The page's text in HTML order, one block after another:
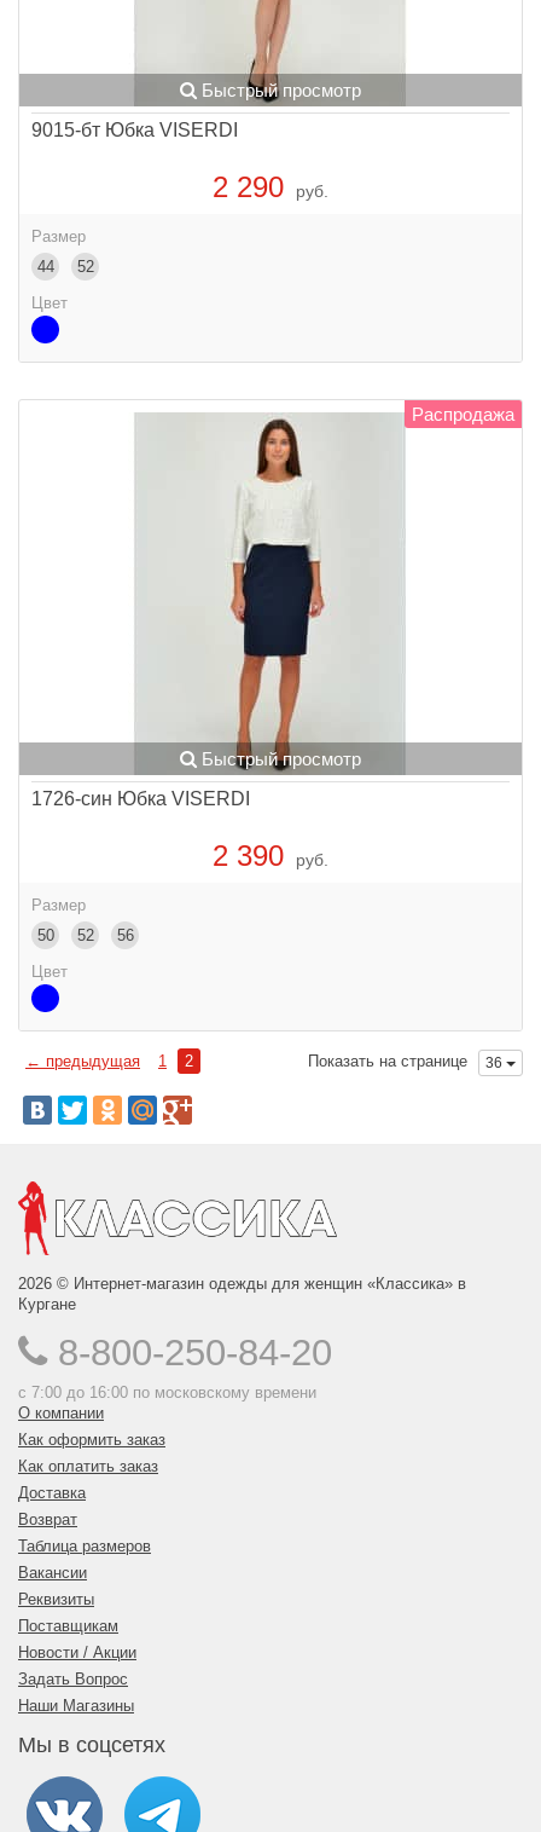
Быстрый просмотр
9015-бт Юбка VISERDI
2 290 руб.
Размер
44
52
Цвет
Распродажа
Быстрый просмотр
1726-син Юбка VISERDI
2 390 руб.
Размер
50
52
56
Цвет
← предыдущая 1 2 Показать на странице 36
2026 © Интернет-магазин одежды для женщин «Классика» в
Кургане
8-800-250-84-20
с 7:00 до 16:00 по московскому времени
О компании
Как оформить заказ
Как оплатить заказ
Доставка
Возврат
Таблица размеров
Вакансии
Реквизиты
Поставщикам
Новости / Акции
Задать Вопрос
Наши Магазины
Мы в соцсетях